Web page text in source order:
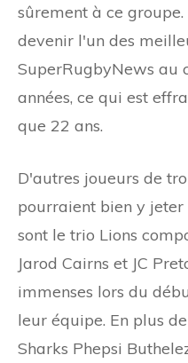
sûrement à ce
devenir l'un des
SuperRugbyNews au
années, ce qui est
que 22 ans.
D'autres joueurs de
pourraient bien y
sont le trio Lions
Jarod Cairns et JC
immenses lors du
leur équipe. En plus
Sharks Phepsi